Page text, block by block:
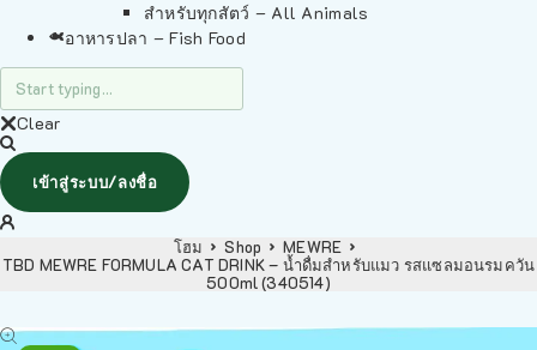
สำหรับทุกสัตว์ – All Animals
อาหารปลา – Fish Food
Clear
เข้าสู่ระบบ/ลงชื่อ
โฮม Shop
MEWRE
TBD MEWRE FORMULA CAT DRINK – น้ำดื่มสำหรับแมว รสแซลมอนรมควัน
500ml (340514)